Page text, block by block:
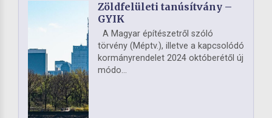
Zöldfelületi tanúsítvány –
GYIK
A Magyar építészetről szóló
törvény (Méptv.), illetve a kapcsolódó
kormányrendelet 2024 októberétől új
módo...